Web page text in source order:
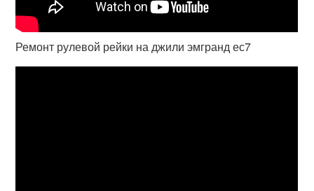
Ремонт рулевой рейки на джили эмгранд ес7